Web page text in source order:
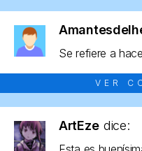
Se refiere a
VER
ArtEze dice: